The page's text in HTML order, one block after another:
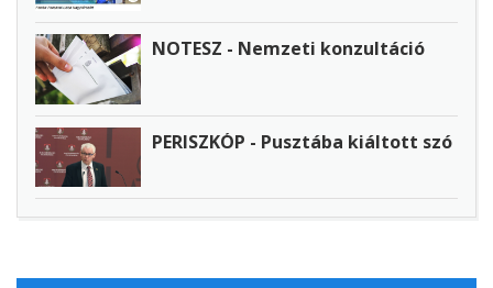
NOTESZ - Nemzeti konzultáció
PERISZKÓP - Pusztába kiáltott szó